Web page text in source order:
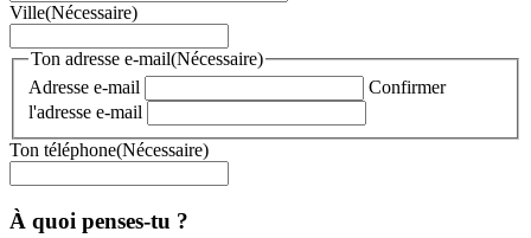
Ville(Nécessaire)
Ton adresse e-mail(Nécessaire)
Adresse e-mail
Confirmer
l'adresse e-mail
Ton téléphone(Nécessaire)
À quoi penses-tu ?